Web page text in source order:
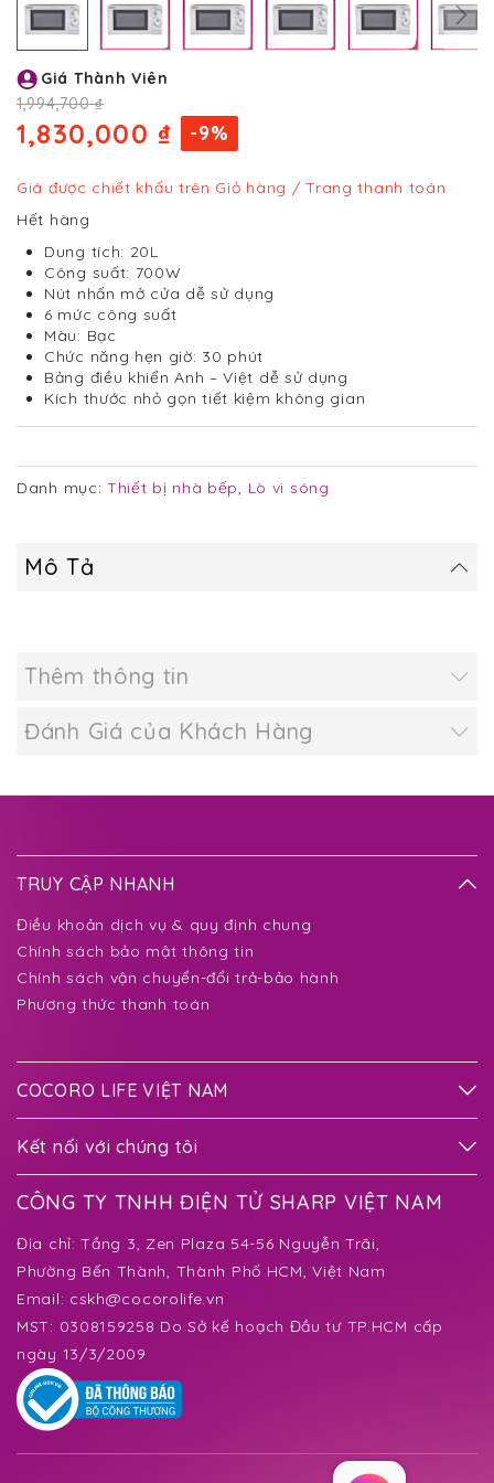
đến
phần
đầu
của
viện
ảnh
Giá Thành Viên
1,994,700 ₫
1,830,000 ₫ -9%
Giá được chiết khấu trên Giỏ hàng / Trang thanh toán
Hết hàng
Dung tích: 20L
Công suất: 700W
Nút nhấn mở cửa dễ sử dụng
6 mức công suất
Màu: Bạc
Chức năng hẹn giờ: 30 phút
Bảng điều khiển Anh – Việt dễ sử dụng
Kích thước nhỏ gọn tiết kiệm không gian
Danh mục: Thiết bị nhà bếp, Lò vi sóng
Mô Tả
Thêm thông tin
Đánh Giá của Khách Hàng
TRUY CẬP NHANH
Điều khoản dịch vụ & quy định chung
Chính sách bảo mật thông tin
Chính sách vận chuyển-đổi trả-bảo hành
Phương thức thanh toán
COCORO LIFE VIỆT NAM
Kết nối với chúng tôi
CÔNG TY TNHH ĐIỆN TỬ SHARP VIỆT NAM
Địa chỉ:Tầng 3, Zen Plaza 54-56 Nguyễn Trãi,
Phường Bến Thành, Thành Phố HCM, Việt Nam
Email: cskh@cocorolife.vn
MST: 0308159258 Do Sở kế hoạch Đầu tư TP.HCM cấp
ngày 13/3/2009